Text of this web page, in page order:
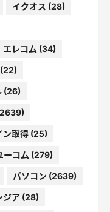
イクオス (28)
エレコム (34)
(22)
(26)
ン取得(25)
ーコム (279)
パソコン (2639)
ジア(28)